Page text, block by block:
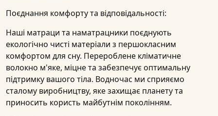
Поєднання комфорту та відповідальності:
Наші матраци та наматрацники поєднують
екологічно чисті матеріали з першокласним
комфортом для сну. Перероблене кліматичне
волокно м'яке, міцне та забезпечує оптимальну
підтримку вашого тіла. Водночас ми сприяємо
сталому виробництву, яке захищає планету та
приносить користь майбутнім поколінням.